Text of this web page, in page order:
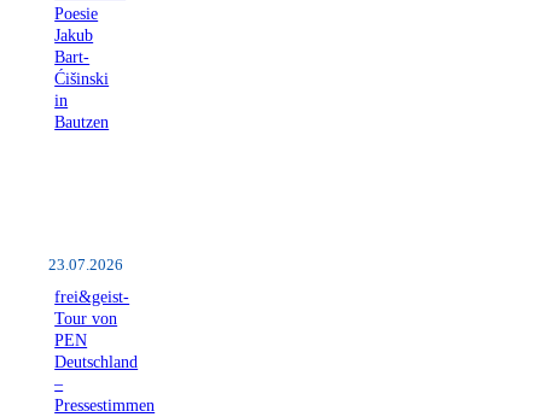
Poesie
Jakub
Bart-
Ćišinski
in
Bautzen
23.07.2026
frei&geist-
Tour von
PEN
Deutschland
–
Pressestimmen